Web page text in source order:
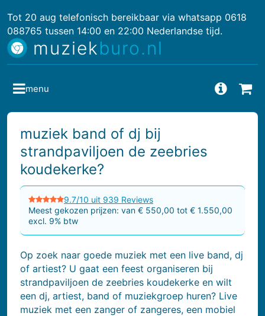
Tot 20 aug telefonisch bereikbaar via whatsapp 0618
088765 tussen 14:00 en 22:00 Nederlandse tijd.
muziekburo.nl
muziek band of dj bij
strandpaviljoen de zeebries
koudekerke?
9.7/10 uit 939 Reviews
Meest gekozen prijzen: van € 550,00 tot € 1.550,00
excl. 9% btw
Op zoek naar goede muziek met een live band, dj
of artiest? U gaat een feest organiseren bij
strandpaviljoen de zeebries koudekerke en wilt
een dj, artiest, band of muziekgroep huren? Live
muziek met een zanger of zangeres, een mobiel
menu